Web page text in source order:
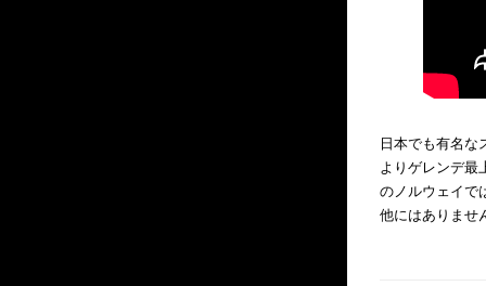
日本でも有名な
よりゲレンデ最
のノルウェイで
他にはありませ